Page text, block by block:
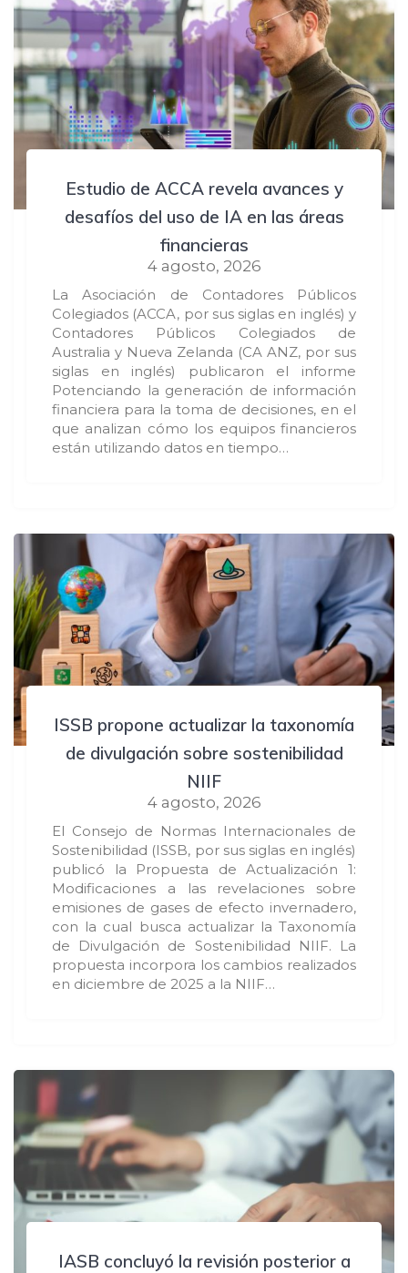
Estudio de ACCA revela avances y
desafíos del uso de IA en las áreas
financieras
4 agosto, 2026
La Asociación de Contadores Públicos
Colegiados (ACCA, por sus siglas en inglés) y
Contadores Públicos Colegiados de
Australia y Nueva Zelanda (CA ANZ, por sus
siglas en inglés) publicaron el informe
Potenciando la generación de información
financiera para la toma de decisiones, en el
que analizan cómo los equipos financieros
están utilizando datos en tiempo…
ISSB propone actualizar la taxonomía
de divulgación sobre sostenibilidad
NIIF
4 agosto, 2026
El Consejo de Normas Internacionales de
Sostenibilidad (ISSB, por sus siglas en inglés)
publicó la Propuesta de Actualización 1:
Modificaciones a las revelaciones sobre
emisiones de gases de efecto invernadero,
con la cual busca actualizar la Taxonomía
de Divulgación de Sostenibilidad NIIF. La
propuesta incorpora los cambios realizados
en diciembre de 2025 a la NIIF…
IASB concluyó la revisión posterior a